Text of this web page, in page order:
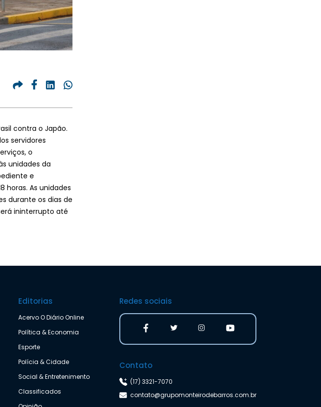
contra o Japão.
servidores
o
unidades da
e
horas. As unidades
durante os dias de
ininterrupto até
Editorias
Acervo O Diário Online
Política & Economia
Esporte
Polícia & Cidade
Social & Entretenimento
Classificados
Redes sociais
Contato
(17) 3321-7070
contato@grupomonteirodebarros.com.br